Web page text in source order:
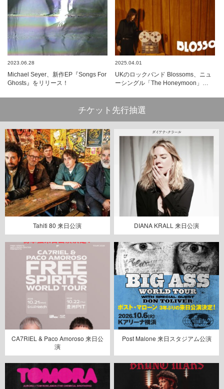
2023.06.28
Michael Seyer、新作EP『Songs For
Ghosts』をリリース！
2025.04.01
UKのロックバンド Blossoms、ニュ
ーシングル「The Honeymoon」…
チケット先行抽選
Tahiti 80 来日公演 DIANA KRALL 来日公演
CA7RIEL & Paco Amoroso 来日公
演
Post Malone 来日スタジアム公演